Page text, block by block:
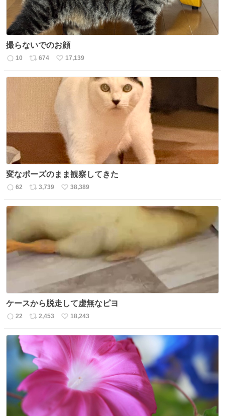
撮らないでのお顔
返
10
リ
ス
数
674
い
ね
数
17,139
変なポーズのまま観察してきた
返
数
62
リ
数
3,739
い
38,389
ケースから脱走して虚無なピヨ
返
22
リ
ト
数
2,453
い
ね
数
18,243